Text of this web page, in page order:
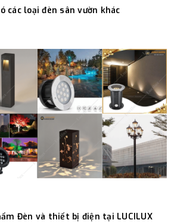
các loại đèn sân vườn khác
Đèn và thiết bị điện tại LUCILUX